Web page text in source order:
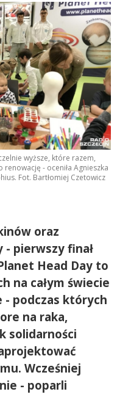
wyższe, które razem,
- oceniła Agnieszka
Fot. Bartłomiej Czetowicz
oraz
- pierwszy finał
Head Day to
na całym świecie
- podczas których
na raka,
solidarności
Wcześniej
- poparli